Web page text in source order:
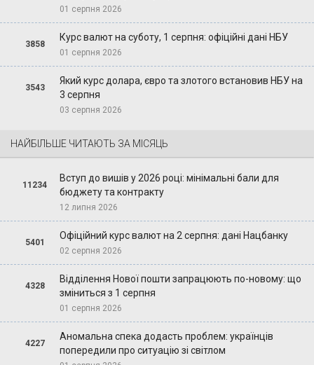
01 серпня 2026
3858
Курс валют на суботу, 1 серпня: офіційні дані НБУ
01 серпня 2026
3543
Який курс долара, євро та злотого встановив НБУ на
3 серпня
03 серпня 2026
НАЙБІЛЬШЕ ЧИТАЮТЬ ЗА МІСЯЦЬ
11234
Вступ до вишів у 2026 році: мінімальні бали для
бюджету та контракту
12 липня 2026
5401
Офіційний курс валют на 2 серпня: дані Нацбанку
02 серпня 2026
4328
Відділення Нової пошти запрацюють по-новому: що
зміниться з 1 серпня
01 серпня 2026
4227
Аномальна спека додасть проблем: українців
попередили про ситуацію зі світлом